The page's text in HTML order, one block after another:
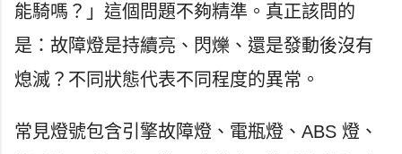
能騎嗎？」這個問題不夠精準。真正該問的
是：故障燈是持續亮、閃爍、還是發動後沒有
熄滅？不同狀態代表不同程度的異常。
常見燈號包含引擎故障燈、電瓶燈、ABS 燈、